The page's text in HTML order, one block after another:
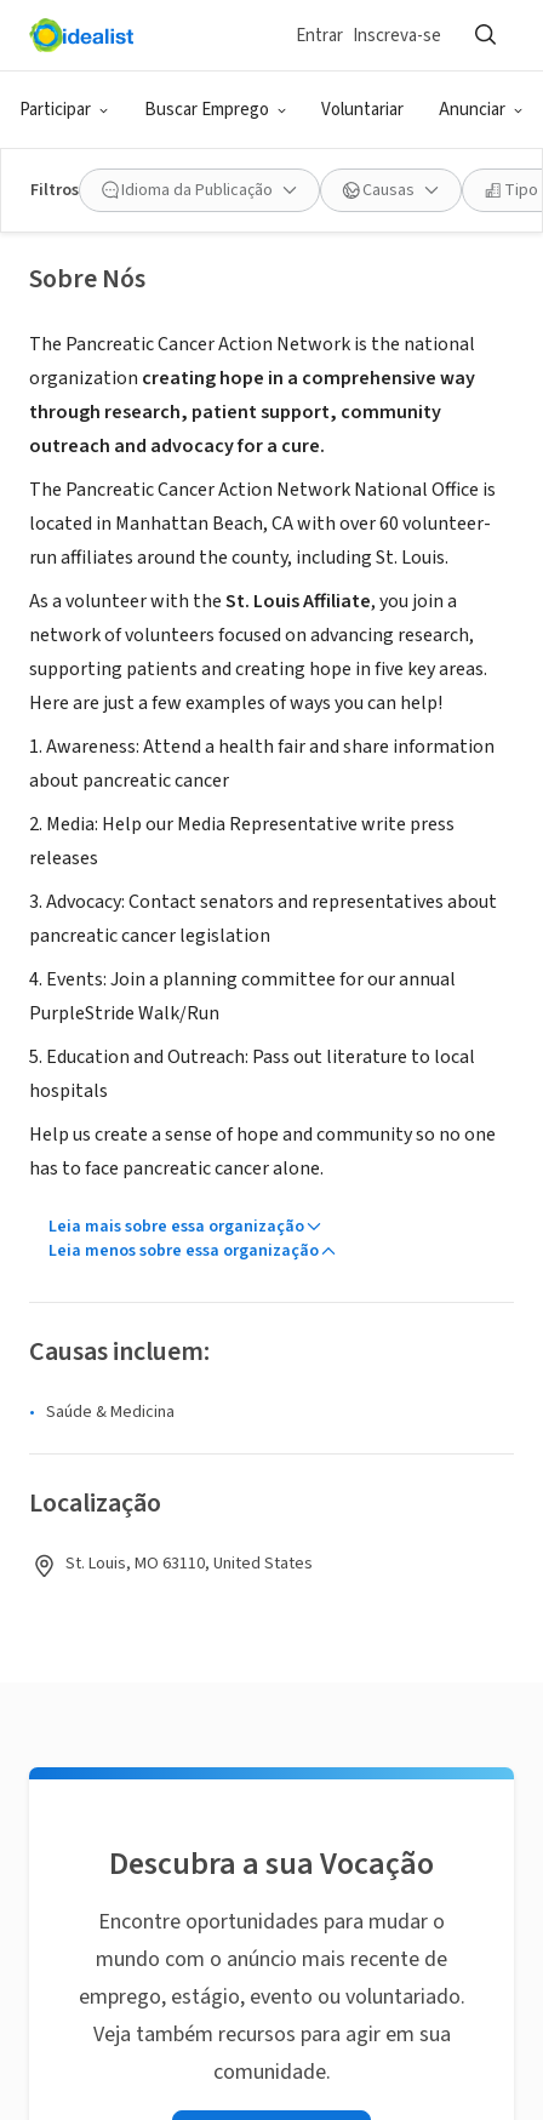
Participar Buscar Emprego Voluntariar Anunciar
Entrar Inscreva-se
Filtros Idioma da Publicação Causas Tipo
ONG (SETOR SOCIAL)
Pancreatic Cancer Action Network -
St. Louis Affiliate
St. Louis, MO|www.pancan.org/stlouis
Sobre Nós
The Pancreatic Cancer Action Network is the national
organization creating hope in a comprehensive way
through research, patient support, community
outreach and advocacy for a cure.
The Pancreatic Cancer Action Network National Office is
located in Manhattan Beach, CA with over 60 volunteer-
run affiliates around the county, including St. Louis.
As a volunteer with theSt. Louis Affiliate, you join a
network of volunteers focused on advancing research,
supporting patients and creating hope in five key areas.
Here are just a few examples of ways you can help!
1. Awareness: Attend a health fair and share information
about pancreatic cancer
2. Media: Help our Media Representative write press
releases
3. Advocacy: Contact senators and representatives about
pancreatic cancer legislation
4. Events: Join a planning committee for our annual
PurpleStride Walk/Run
5. Education and Outreach: Pass out literature to local
hospitals
Help us create a sense of hope and community so no one
has to face pancreatic cancer alone.
Leia mais sobre essa organização
Leia menos sobre essa organização
Causas incluem:
Saúde & Medicina
Localização
St. Louis, MO 63110, United States
Descubra a sua Vocação
Encontre oportunidades para mudar o
mundo com o anúncio mais recente de
emprego, estágio, evento ou voluntariado.
Veja também recursos para agir em sua
comunidade.